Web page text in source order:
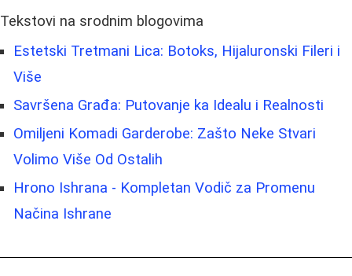
Tekstovi na srodnim blogovima
Estetski Tretmani Lica: Botoks, Hijaluronski Fileri i
Više
Savršena Građa: Putovanje ka Idealu i Realnosti
Omiljeni Komadi Garderobe: Zašto Neke Stvari
Volimo Više Od Ostalih
Hrono Ishrana - Kompletan Vodič za Promenu
Načina Ishrane